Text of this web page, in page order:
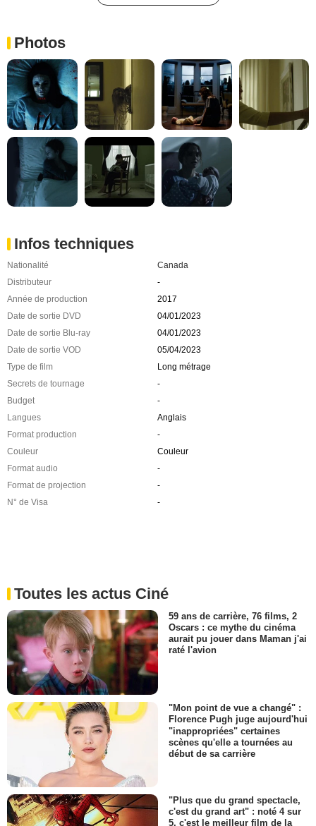
Photos
Infos techniques
Nationalité
Canada
Distributeur
-
Année de production
2017
Date de sortie DVD
04/01/2023
Date de sortie Blu-ray
04/01/2023
Date de sortie VOD
05/04/2023
Type de film
Long métrage
Secrets de tournage
-
Budget
-
Langues
Anglais
Format production
-
Couleur
Couleur
Format audio
-
Format de projection
-
N° de Visa
-
Toutes les actus Ciné
59 ans de carrière, 76 films, 2
Oscars : ce mythe du cinéma
aurait pu jouer dans Maman j'ai
raté l'avion
"Mon point de vue a changé" :
Florence Pugh juge aujourd'hui
"inappropriées" certaines
scènes qu'elle a tournées au
début de sa carrière
"Plus que du grand spectacle,
c'est du grand art" : noté 4 sur
5, c'est le meilleur film de la